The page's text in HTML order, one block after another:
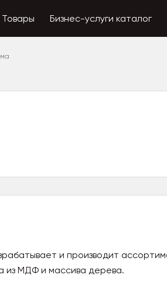
Товары Бизнес-услуги каталог
и производит
из МДФ и массива дерева.